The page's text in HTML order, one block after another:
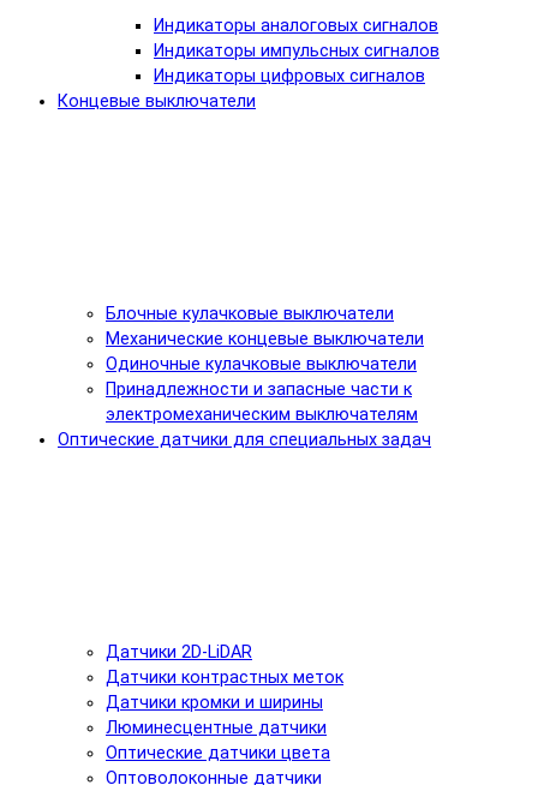
Индикаторы аналоговых сигналов
Индикаторы импульсных сигналов
Индикаторы цифровых сигналов
Концевые выключатели
Блочные кулачковые выключатели
Механические концевые выключатели
Одиночные кулачковые выключатели
Принадлежности и запасные части к
электромеханическим выключателям
Оптические датчики для специальных задач
Датчики 2D-LiDAR
Датчики контрастных меток
Датчики кромки и ширины
Люминесцентные датчики
Оптические датчики цвета
Оптоволоконные датчики